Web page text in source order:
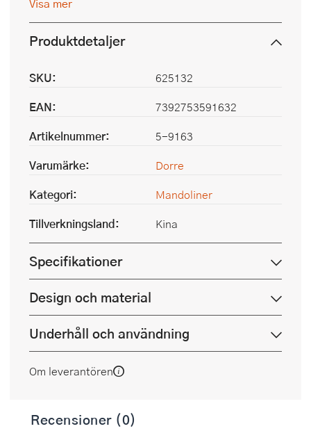
Visa mer
Produktdetaljer
SKU:
625132
EAN:
7392753591632
Artikelnummer:
5-9163
Varumärke:
Dorre
Kategori:
Mandoliner
Tillverkningsland:
Kina
Specifikationer
Design och material
Underhåll och användning
Om leverantören
Recensioner (0)